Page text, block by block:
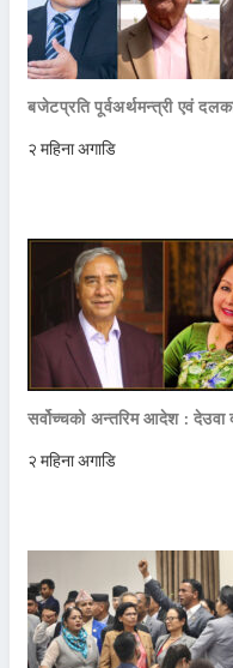
बजेटप्रति पूर्वअर्थमन्त्री एवं
२ महिना अगाडि
सर्वोच्चको अन्तरिम आदेश : देउवा
२ महिना अगाडि